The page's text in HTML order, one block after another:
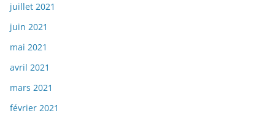
juillet 2021
juin 2021
mai 2021
avril 2021
mars 2021
février 2021